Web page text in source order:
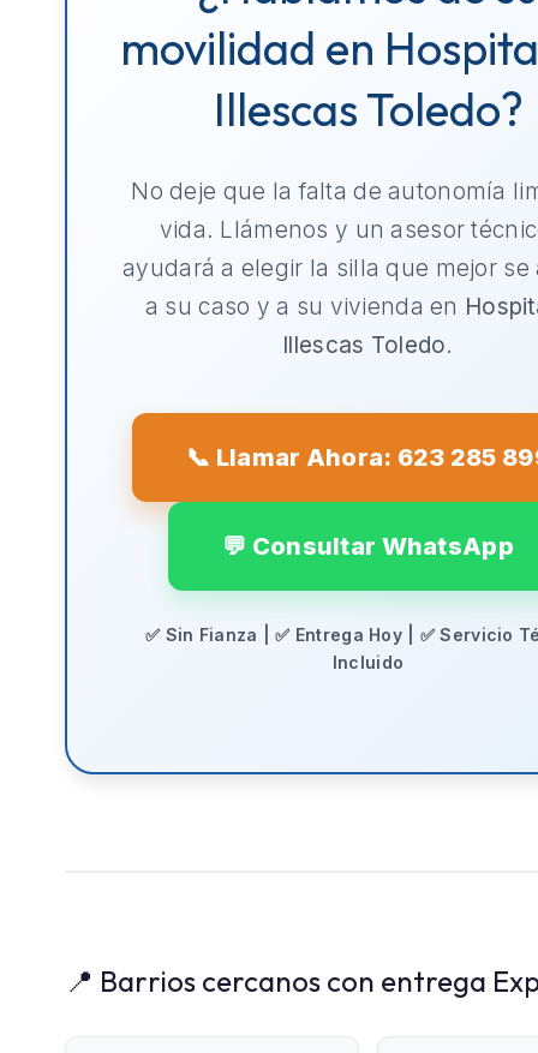
movilidad en
Illescas Toledo?
No deje que la falta de autonomía
vida. Llámenos y un asesor
ayudará a elegir la silla que mejor se
a su caso y a su vivienda en
Illescas Toledo.
📞 Llamar Ahora: 623 285
💬 Consultar WhatsApp
✅ Sin Fianza | ✅ Entrega Hoy | ✅ Servicio
Incluido
📍 Barrios cercanos con entrega